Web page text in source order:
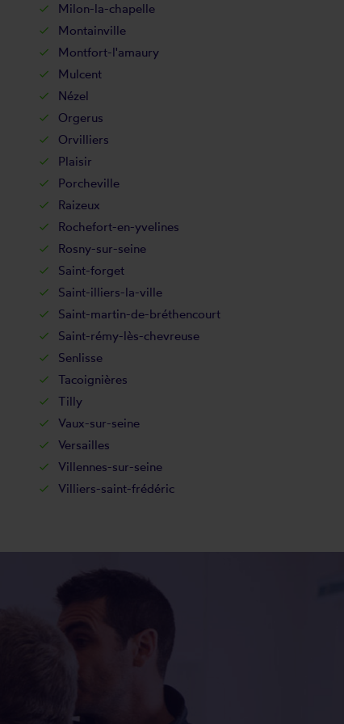
Milon-la-chapelle
Montainville
Montfort-l'amaury
Mulcent
Nézel
Orgerus
Orvilliers
Plaisir
Porcheville
Raizeux
Rochefort-en-yvelines
Rosny-sur-seine
Saint-forget
Saint-illiers-la-ville
Saint-martin-de-bréthencourt
Saint-rémy-lès-chevreuse
Senlisse
Tacoignières
Tilly
Vaux-sur-seine
Versailles
Villennes-sur-seine
Villiers-saint-frédéric